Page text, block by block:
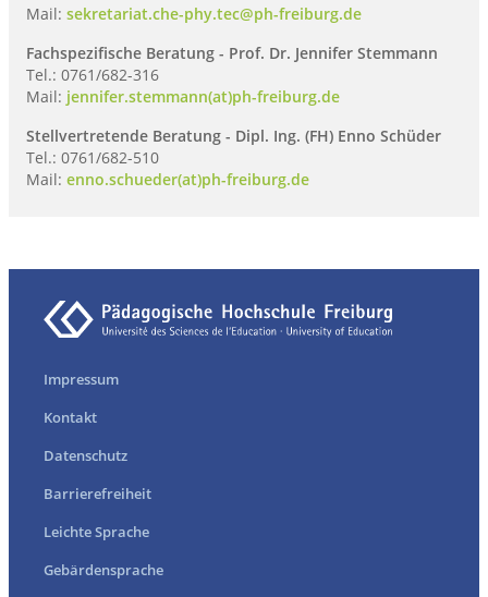
Mail: sekretariat.che-phy.tec@ph-freiburg.de
Fachspezifische Beratung - Prof. Dr. Jennifer Stemmann
Tel.: 0761/682-316
Mail: jennifer.stemmann(at)ph-freiburg.de
Stellvertretende Beratung - Dipl. Ing. (FH) Enno Schüder
Tel.: 0761/682-510
Mail: enno.schueder(at)ph-freiburg.de
Impressum
Kontakt
Datenschutz
Barrierefreiheit
Leichte Sprache
Gebärdensprache